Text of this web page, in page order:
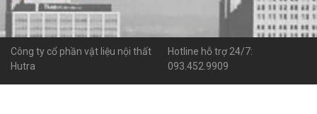
Công ty cổ phần vật liệu nội thất
Hutra
Hotline hỗ trợ 24/7:
093.452.9909